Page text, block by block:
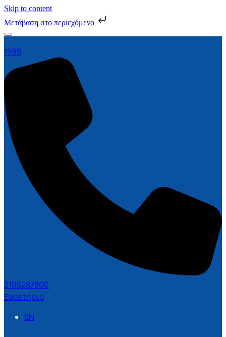
Skip to content
Μετάβαση στο περιεχόμενο
1595
2105287800
Ευρετήριο
EN